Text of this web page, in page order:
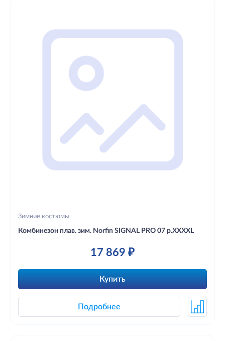
Зимние костюмы
Комбинезон плав. зим. Norfin SIGNAL PRO 07 р.XXXXL
17 869 ₽
Купить
Подробнее